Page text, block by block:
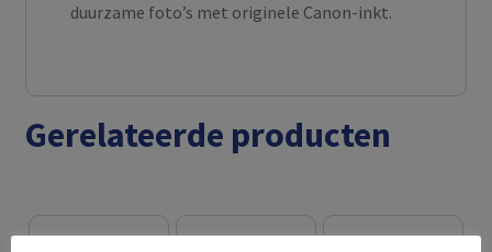
duurzame foto’s met originele Canon-inkt.
Gerelateerde producten